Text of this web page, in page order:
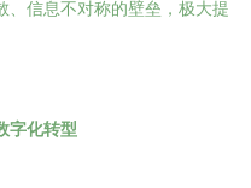
、信息不对称的壁垒，极大提
字化转型